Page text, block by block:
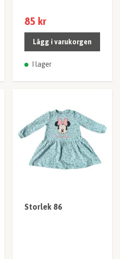
85 kr
Lägg i varukorgen
I lager
Storlek 86